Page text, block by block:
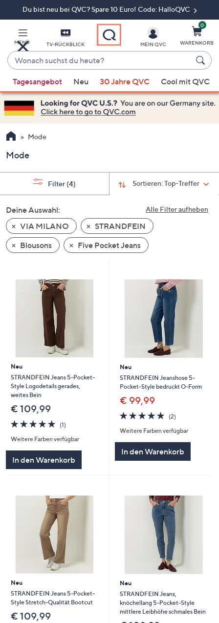
Du bist neu bei QVC? Spare 10 Euro! Code: HalloQVC
MENÜ TV-RÜCKBLICK
Wonach
suchst
du
heute?
Vorschläge
verfügbar
sind,
verwenden
Sie
Pfeiltasten
nach
und
nach
unten
oder
wischen
Sie
diese
anzuzeigen.
MEIN QVC
0
WARENKORB
Tagesangebot Neu 30 Jahre QVC Cool mit QVC
Mode
Mode
Sortieren:Top-Treffer
Filter (4)
Alle Filter aufheben
Deine Auswahl:
VIA MILANO
STRANDFEIN
Blousons
Five Pocket Jeans
Neu
STRANDFEIN Jeans 5-Pocket-
Style Logodetails gerades,
weites Bein
€ 109,99
5.0
von
5
(1)1
Weitere Farben verfügbar
In den Warenkorb
Neu
STRANDFEIN Jeanshose 5-
Pocket-Style bedruckt O-Form
€ 99,99
5.0
von
5
(2)2
Weitere Farben verfügbar
In den Warenkorb
Neu
STRANDFEIN Jeans 5-Pocket-
Style Stretch-Qualität Bootcut
€ 109,99
Neu
STRANDFEIN Jeans,
knöchellang 5-Pocket-Style
mittlere Leibhöhe schmales Bein